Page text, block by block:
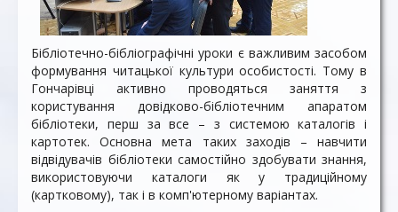
Бібліотечно-бібліографічні уроки є важливим засобом
формування читацької культури особистості. Тому в
Гончарівці активно проводяться заняття з
користування довідково-бібліотечним апаратом
бібліотеки, перш за все – з системою каталогів і
картотек. Основна мета таких заходів – навчити
відвідувачів бібліотеки самостійно здобувати знання,
використовуючи каталоги як у традиційному
(картковому), так і в комп'ютерному варіантах.